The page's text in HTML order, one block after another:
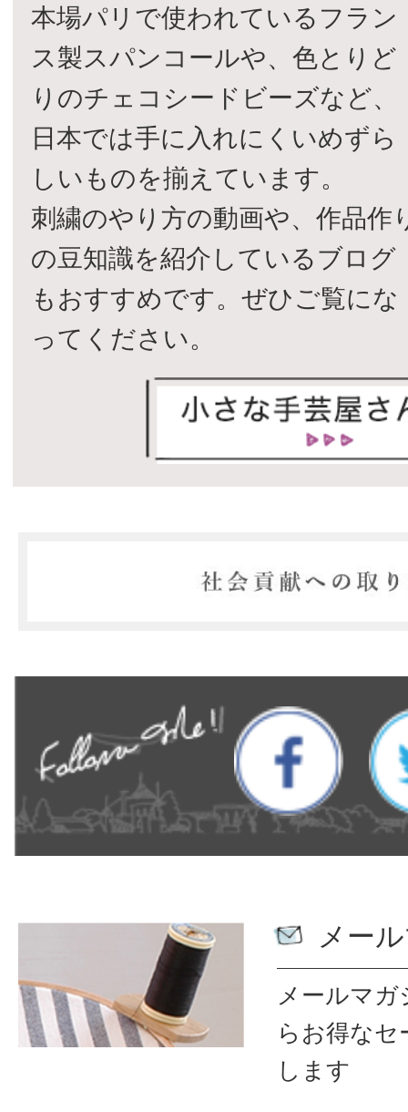
本場パリで使われているフラン
ス製スパンコールや、色とりど
りのチェコシードビーズなど、
日本では手に入れにくいめずら
しいものを揃えています。
刺繍のやり方の動画や、作品作
の豆知識を紹介しているブログ
もおすすめです。ぜひご覧にな
ってください。
メー
メールマ
ら お得なセ
します